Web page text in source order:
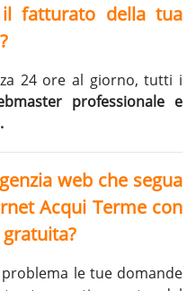
fatturato della tua
24 ore al giorno, tutti i
professionale e
web che segua
Acqui Terme con
le tue domande